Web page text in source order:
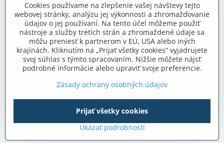
Facebook
Navigácia
Všetko o nákupe
©2026Copyright
Predvoľby súkromiaZásady ochrany osobných údajov
Vytvorené pomocou:BiznisWeb.sk
Cookies používame na zlepšenie vašej návštevy tejto
webovej stránky, analýzu jej výkonnosti a zhromažďovanie
údajov o jej používaní. Na tento účel môžeme použiť
nástroje a služby tretích strán a zhromaždené údaje sa
môžu preniesť k partnerom v EÚ, USA alebo iných
krajinách. Kliknutím na „Prijať všetky cookies“ vyjadrujete
svoj súhlas s týmto spracovaním. Nižšie môžete nájsť
podrobné informácie alebo upraviť svoje preferencie.
Zásady ochrany osobných údajov
Ukázať podrobnosti
Prijať všetky cookies